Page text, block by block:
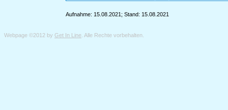
Aufnahme: 15.08.2021; Stand: 15.08.2021
Webpage ©2012 by Get In Line . Alle Rechte vorbehalten.